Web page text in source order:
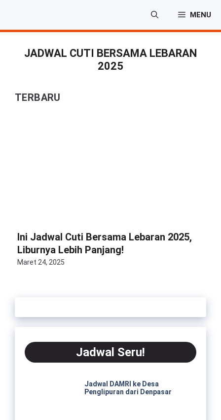
isi
MENU
JADWAL CUTI BERSAMA LEBARAN
2025
TERBARU
Ini Jadwal Cuti Bersama Lebaran 2025,
Liburnya Lebih Panjang!
Maret 24, 2025
Jadwal Seru!
Jadwal DAMRI ke Desa
Penglipuran dari Denpasar